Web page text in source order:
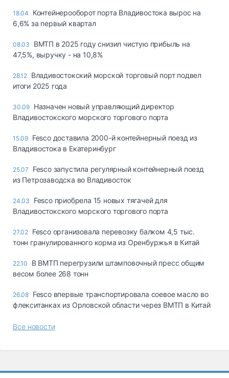
18.04
Контейнерооборот порта Владивостока вырос на
6,6% за первый квартал
08.03
ВМТП в 2025 году снизил чистую прибыль на
47,5%, выручку - на 10,8%
28.12 Владивостокский морской торговый порт подвел
итоги 2025 года
30.09 Назначен новый управляющий директор
Владивостокского морского торгового порта
15.09 Fesco доставила 2000-й контейнерный поезд из
Владивостока в Екатеринбург
25.07
Fesco запустила регулярный контейнерный поезд
из Петрозаводска во Владивосток
24.03
Fesco приобрела 15 новых тягачей для
Владивостокского морского торгового порта
27.02 Fesco организовала перевозку балком 4,5 тыс.
тонн гранулированного корма из Оренбуржья в Китай
22.10
В ВМТП перегрузили штамповочный пресс общим
весом более 268 тонн
26.08 Fesco впервые транспортировала соевое масло во
флекситанках из Орловской области через ВМТП в Китай
Все новости